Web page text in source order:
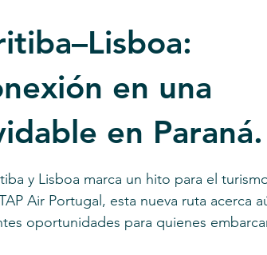
en una
en Paraná.
y Lisboa marca un hito para el
Air Portugal, esta nueva ruta acerca
oportunidades para quienes